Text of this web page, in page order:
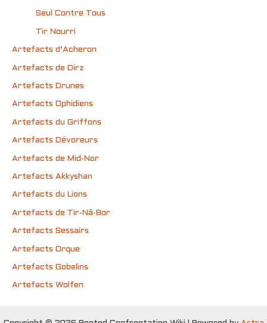
Seul Contre Tous
Tir Nourri
Artefacts d’Acheron
Artefacts de Dirz
Artefacts Drunes
Artefacts Ophidiens
Artefacts du Griffons
Artefacts Dévoreurs
Artefacts de Mid-Nor
Artefacts Akkyshan
Artefacts du Lions
Artefacts de Tir-Nâ-Bor
Artefacts Sessairs
Artefacts Orque
Artefacts Gobelins
Artefacts Wolfen